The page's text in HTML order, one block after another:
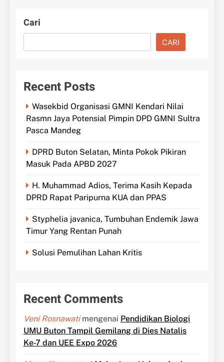
Cari
CARI
Recent Posts
Wasekbid Organisasi GMNI Kendari Nilai
Rasmn Jaya Potensial Pimpin DPD GMNI Sultra
Pasca Mandeg
DPRD Buton Selatan, Minta Pokok Pikiran
Masuk Pada APBD 2027
H. Muhammad Adios, Terima Kasih Kepada
DPRD Rapat Paripurna KUA dan PPAS
Styphelia javanica, Tumbuhan Endemik Jawa
Timur Yang Rentan Punah
Solusi Pemulihan Lahan Kritis
Recent Comments
Veni Rosnawatimengenai Pendidikan Biologi
UMU Buton Tampil Gemilang di Dies Natalis
Ke-7 dan UEE Expo 2026